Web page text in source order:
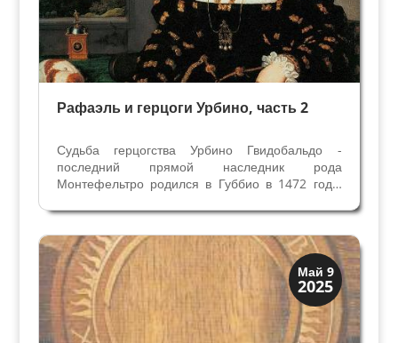
Рафаэль и герцоги Урбино, часть 2
Судьба герцогства Урбино Гвидобальдо -
последний прямой наследник рода
Монтефельтро родился в Губбио в 1472 году,
Сфорца. В 10 летнем возрасте уже стал
Герцогом, в 17 летнем женился на Элизабете
Гонзага, но продолжить род не...
Май 9
2025
Искусство
Коллекции знати